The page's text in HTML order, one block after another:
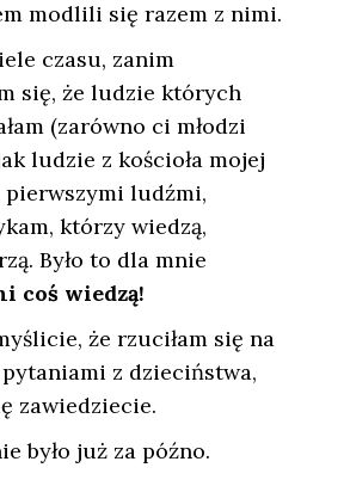
modlili się razem z nimi.
czasu, zanim
się, że ludzie których
(zarówno ci młodzi
ludzie z kościoła mojej
pierwszymi ludźmi,
którzy wiedzą,
Było to dla mnie
coś wiedzą!
że rzuciłam się na
z dzieciństwa,
zawiedziecie.
było już za późno.